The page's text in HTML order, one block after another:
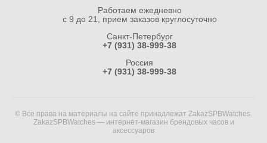
Работаем ежедневно
с 9 до 21, прием заказов круглосуточно
Санкт-Петербург
+7 (931) 38-999-38
Россия
+7 (931) 38-999-38
© Все права на материалы на сайте принадлежат ZakazSPBWatches.
ZakazSPBWatches — интернет-магазин брендовых часов и
аксессуаров